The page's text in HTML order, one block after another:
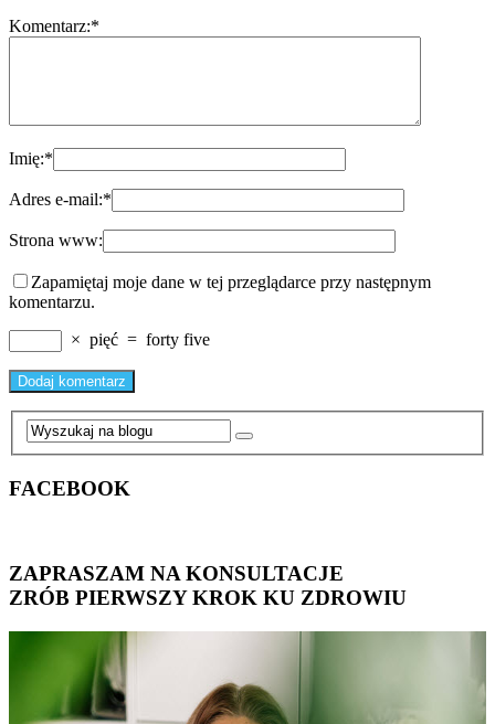
Komentarz:*
Imię:*
Adres e-mail:*
Strona www:
Zapamiętaj moje dane w tej przeglądarce przy następnym
komentarzu.
× pięć = forty five
FACEBOOK
ZAPRASZAM NA KONSULTACJE
ZRÓB PIERWSZY KROK KU ZDROWIU